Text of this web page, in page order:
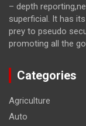
– depth
superficial. It has
prey to pseudo
promoting all the
Categories
Agriculture
Auto